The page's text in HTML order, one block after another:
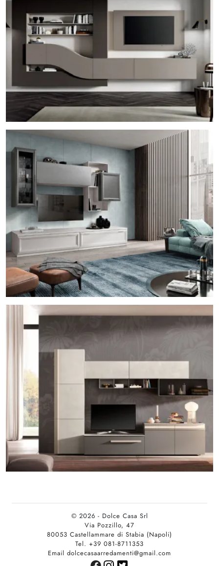
© 2026 - Dolce Casa Srl
Via Pozzillo, 47
80053 Castellammare di Stabia (Napoli)
Tel. +39 081-8711353
Email dolcecasaarredamenti@gmail.com